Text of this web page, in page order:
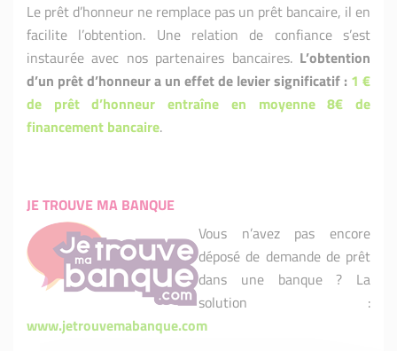
Le prêt d’honneur ne remplace pas un prêt bancaire, il en
facilite l’obtention. Une relation de confiance s’est
instaurée avec nos partenaires bancaires. L’obtention
d’un prêt d’honneur a un effet de levier significatif : 1 €
de prêt d’honneur entraîne en moyenne 8€ de
financement bancaire.
JE TROUVE MA BANQUE
Vous n’avez pas encore
déposé de demande de prêt
dans une banque ? La
solution :
www.jetrouvemabanque.com